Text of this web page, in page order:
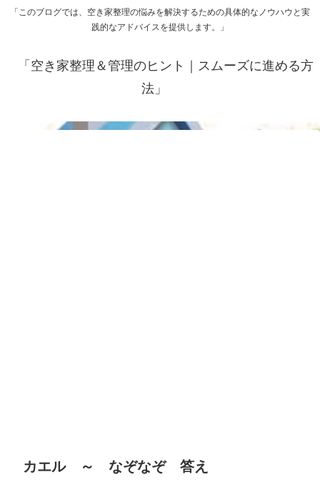
「このブログでは、空き家整理の悩みを解決するための具体的なノウハウと実
践的なアドバイスを提供します。」
「空き家整理＆管理のヒント｜スムーズに進める方
法」
カエル ～ なぞなぞ 答え